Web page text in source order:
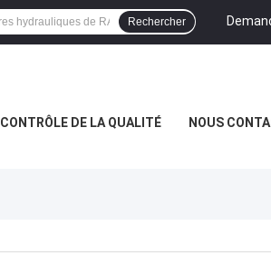
Rechercher
CONTRÔLE DE LA QUALITÉ NOUS